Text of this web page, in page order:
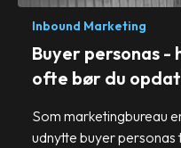
Inbound Marketing
Buyer personas -
ofte bør du
Som marketingbureau
udnytte buyer personas